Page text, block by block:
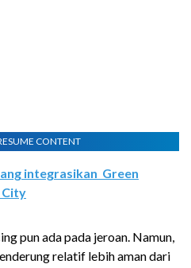
CONTENT
integrasikan Green
City
pun ada pada jeroan. Namun,
relatif lebih aman dari